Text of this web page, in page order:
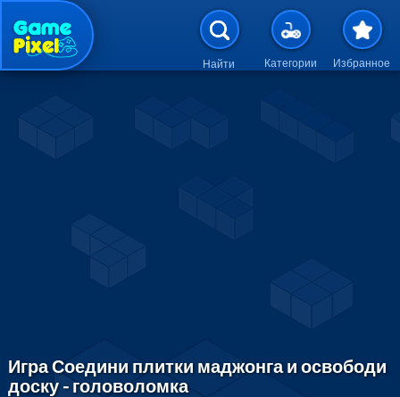
Перейти к основному
Найти Категории Избранное
Игра Соедини плитки маджонга и освободи
доску - головоломка